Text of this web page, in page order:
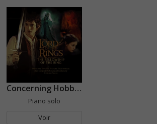
Concerning Hobbits (Le seigneur des anneaux)
Piano solo
Voir